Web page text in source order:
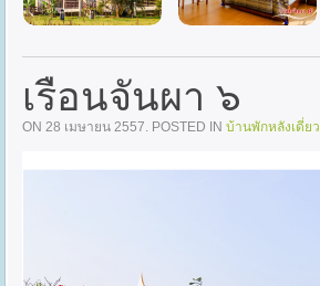
เรือนจันผา ๖
ON 28 เมษายน 2557. POSTED IN บ้านพักหลังเดี่ยว